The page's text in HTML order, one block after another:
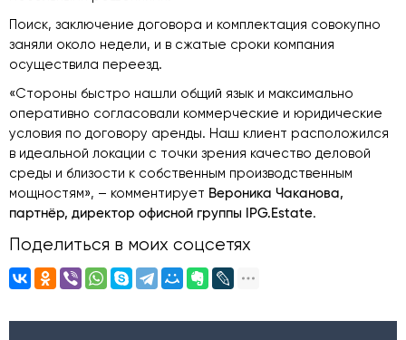
Поиск, заключение договора и комплектация совокупно
заняли около недели, и в сжатые сроки компания
осуществила переезд.
«Стороны быстро нашли общий язык и максимально
оперативно согласовали коммерческие и юридические
условия по договору аренды. Наш клиент расположился
в идеальной локации с точки зрения качество деловой
среды и близости к собственным производственным
мощностям», – комментирует Вероника Чаканова,
партнёр, директор офисной группы IPG.Estate.
Поделиться в моих соцсетях